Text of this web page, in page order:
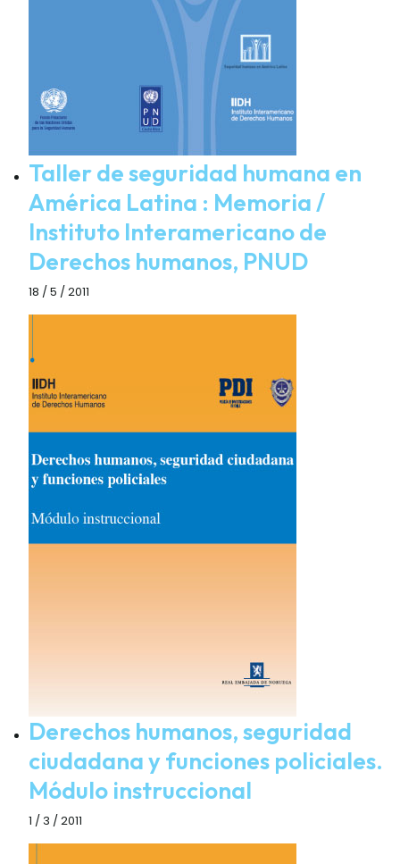
Taller de seguridad humana en
América Latina : Memoria /
Instituto Interamericano de
Derechos humanos, PNUD
18 / 5 / 2011
Derechos humanos, seguridad
ciudadana y funciones policiales.
Módulo instruccional
1 / 3 / 2011